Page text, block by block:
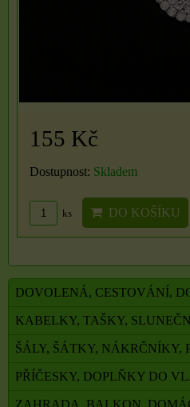
155 Kč
Dostupnost: Skladem
ks DO KOŠÍKU
DOVOLENÁ, CESTOVÁNÍ,
KABELKY, TAŠKY,
ŠÁLY, ŠÁTKY, NÁKRČNÍKY,
PŘÍČESKY, DOPLŇKY DO
ZAHRADA, BALKON,